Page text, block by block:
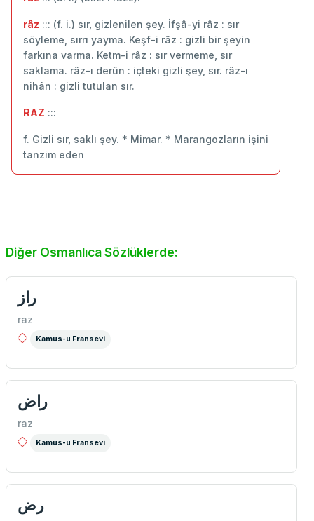
râz ::: (f. i.) sır, gizlenilen şey. İfşâ-yi râz : sır
söyleme, sırrı yayma. Keşf-i râz : gizli bir şeyin
farkına varma. Ketm-i râz : sır vermeme, sır
saklama. râz-ı derûn : içteki gizli şey, sır. râz-ı
nihân : gizli tutulan sır.
RAZ :::
f. Gizli sır, saklı şey. * Mimar. * Marangozların işini
tanzim eden
Diğer Osmanlıca Sözlüklerde:
راز
raz
Kamus-u Fransevi
راض
raz
Kamus-u Fransevi
رض